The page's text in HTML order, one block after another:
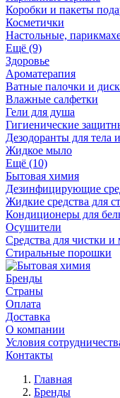
Коробки и пакеты
Косметички
Настольные,
Ещё (9)
Здоровье
Ароматерапия
Ватные палочки и
Влажные салфетки
Гели для душа
Гигиенические
Дезодоранты для тела
Жидкое мыло
Ещё (10)
Бытовая химия
Дезинфицирующие
Жидкие средства для
Кондиционеры для
Осушители
Средства для чистки и
Стиральные порошки
Бренды
Страны
Оплата
Доставка
О компании
Условия
Контакты
Главная
Бренды